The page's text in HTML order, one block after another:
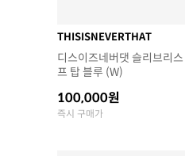
THISISNEVERTHAT
디스이즈네버댓 슬리브리
프 탑 블루 (W)
100,000원
즉시 구매가